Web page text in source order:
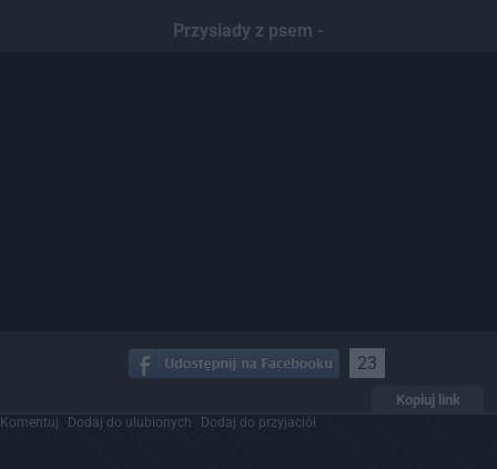
Przysiady z psem -
23
Kopiuj link
Komentuj Dodaj do ulubionych Dodaj do przyjaciół